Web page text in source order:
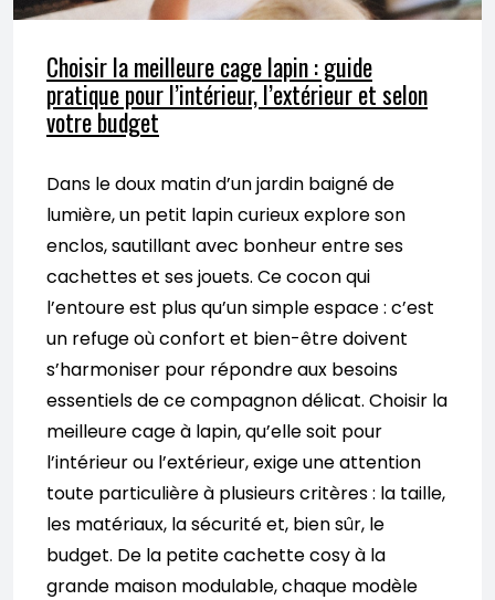
Choisir la meilleure cage lapin : guide
pratique pour l’intérieur, l’extérieur et selon
votre budget
Dans le doux matin d’un jardin baigné de
lumière, un petit lapin curieux explore son
enclos, sautillant avec bonheur entre ses
cachettes et ses jouets. Ce cocon qui
l’entoure est plus qu’un simple espace : c’est
un refuge où confort et bien-être doivent
s’harmoniser pour répondre aux besoins
essentiels de ce compagnon délicat. Choisir la
meilleure cage à lapin, qu’elle soit pour
l’intérieur ou l’extérieur, exige une attention
toute particulière à plusieurs critères : la taille,
les matériaux, la sécurité et, bien sûr, le
budget. De la petite cachette cosy à la
grande maison modulable, chaque modèle